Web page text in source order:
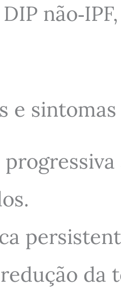
e sintomas
da